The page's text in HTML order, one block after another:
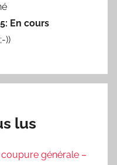
En cours
))
lus
générale –